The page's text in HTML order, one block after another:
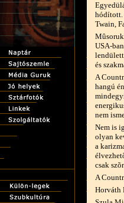
hódított.
Twain,
USA-
és
A
hangú
nem
Nem is
olyan
a
csak
A
Horváth